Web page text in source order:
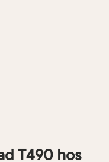
T490 hos